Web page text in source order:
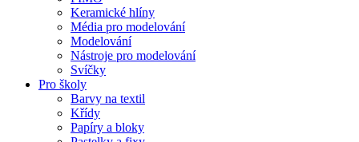
Keramické hlíny
Média pro modelování
Modelování
Nástroje pro modelování
Svíčky
Pro školy
Barvy na textil
Křídy
Papíry a bloky